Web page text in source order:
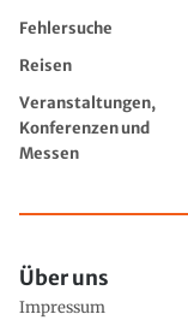
Fehlersuche
Reisen
Veranstaltungen,
Konferenzen und
Messen
Über uns
Impressum